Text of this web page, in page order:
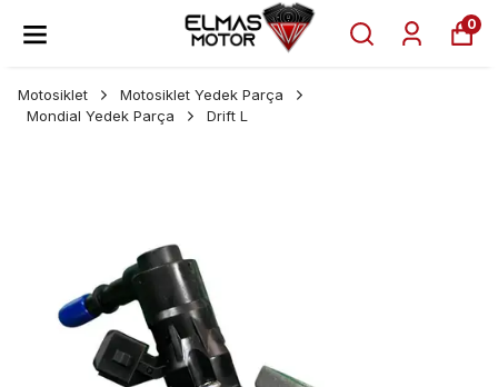
0
Motosiklet
Motosiklet Yedek Parça
Mondial Yedek Parça
Drift L